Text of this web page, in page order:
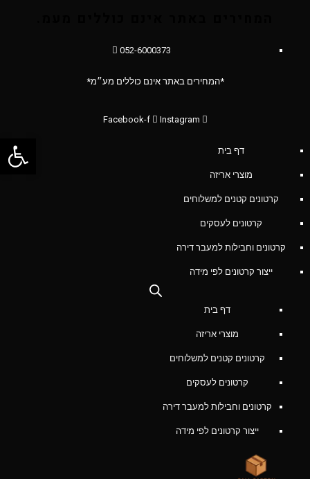
052-6000373
*המחירים באתר אינם כוללים מע״מ*
Facebook-f Instagram
דף בית
מוצרי אריזה
קרטונים קטנים למשלוחים
קרטונים לעסקים
קרטונים וחבילות למעבר דירה
ייצור קרטונים לפי מידה
דף בית
מוצרי אריזה
קרטונים קטנים למשלוחים
קרטונים לעסקים
קרטונים וחבילות למעבר דירה
ייצור קרטונים לפי מידה
פתח